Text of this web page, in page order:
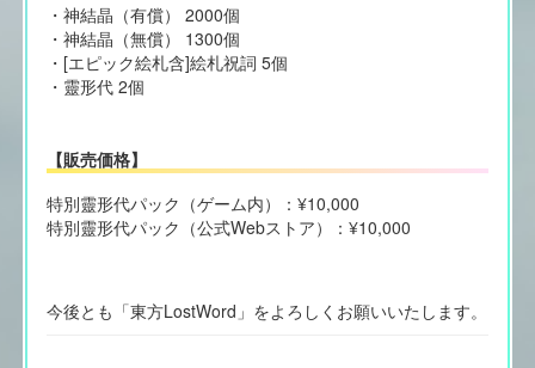
・神結晶（有償） 2000個
・神結晶（無償） 1300個
・[エピック絵札含]絵札祝詞 5個
・靈形代 2個
【販売価格】
特別靈形代パック（ゲーム内）：¥10,000
特別靈形代パック（公式Webストア）：¥10,000
今後とも「東方LostWord」をよろしくお願いいたします。